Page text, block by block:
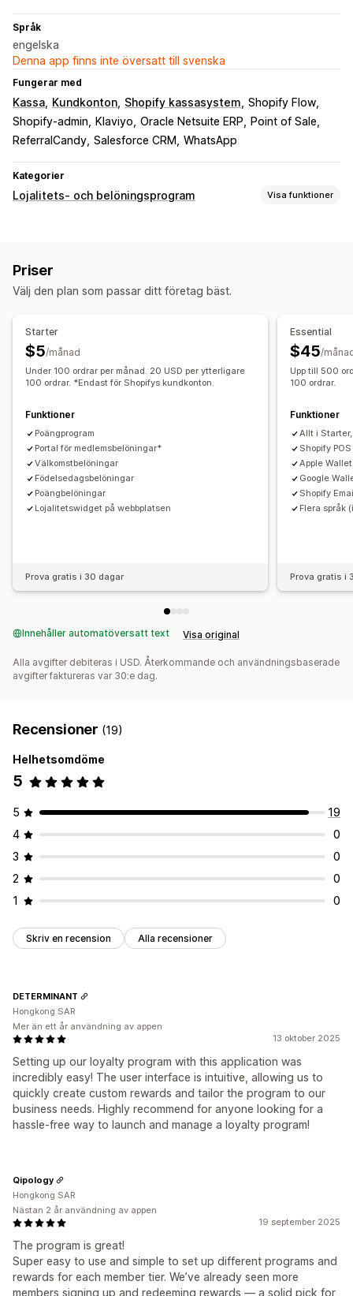
Språk
engelska
Denna app finns inte översatt till svenska
Fungerar med
Kassa Kundkonton Shopify kassasystem Shopify Flow
Shopify-admin
Klaviyo Oracle Netsuite ERP
Point of Sale
ReferralCandy Salesforce CRM WhatsApp
Kategorier
Lojalitets- och belöningsprogram Visa funktioner
Hänvisningar
Spelprogram Anpassade program
Poäng
Värdecheck
Fri frakt
Tidig åtkomst
Exklusiv åtkomst Medlemsförmåner
Priser
Välj den plan som passar ditt företag bäst.
Starter
$5/månad
Under 100 ordrar per månad. 20 USD per ytterligare
100 ordrar. *Endast för Shopifys kundkonton.
Funktioner
Poängprogram
Portal för medlemsbelöningar*
Välkomstbelöningar
Födelsedagsbelöningar
Poängbelöningar
Lojalitetswidget på webbplatsen
Prova gratis i 30 dagar
Essential
$45/
Upp till 500
100 ordrar.
Funktioner
Allt i
Shopify POS
Apple Wallet
Google
Shopify
Flera språk
Prova gratis i
Innehåller automatöversatt text Visa original
Alla avgifter debiteras i USD. Återkommande och användningsbaserade
avgifter faktureras var 30:e dag.
Recensioner (19)
Helhetsomdöme
5
5
19
4
0
3
0
2
0
1
0
Skriv en recension Alla recensioner
13 oktober 2025
Setting up our loyalty program with this application was
incredibly easy! The user interface is intuitive, allowing us to
quickly create custom rewards and tailor the program to our
business needs. Highly recommend for anyone looking for a
hassle-free way to launch and manage a loyalty program!
DETERMINANT
Hongkong SAR
Mer än ett år användning av appen
19 september 2025
The program is great!
Super easy to use and simple to set up different programs and
rewards for each member tier. We’ve already seen more
members signing up and redeeming rewards — a solid pick for
Qipology
Hongkong SAR
Nästan 2 år användning av appen